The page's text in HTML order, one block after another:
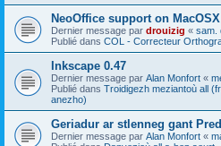
NeoOffice support on MacOSX
Dernier message par drouizig « sam.
Publié dans COL - Correcteur
Inkscape 0.47
Dernier message par Alan Monfort «
Publié dans Troidigezh meziantoù all
anezho)
Geriadur ar stlenneg gant
Dernier message par Alan Monfort «